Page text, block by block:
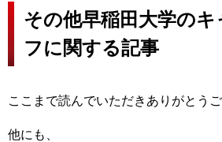
その他早稲田大学の
フに関する記事
ここまで読んでいただきありがとう
他にも、